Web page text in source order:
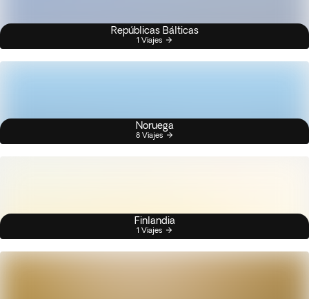
Repúblicas Bálticas
1 Viajes
Noruega
8 Viajes
Finlandia
1 Viajes